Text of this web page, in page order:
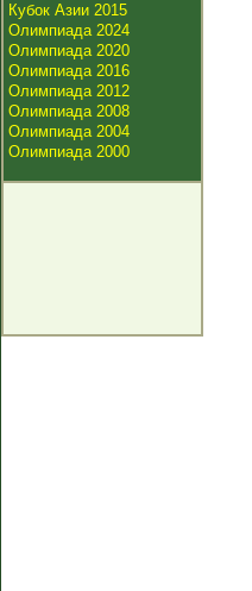
Кубок Азии 2015
Олимпиада 2024
Олимпиада 2020
Олимпиада 2016
Олимпиада 2012
Олимпиада 2008
Олимпиада 2004
Олимпиада 2000